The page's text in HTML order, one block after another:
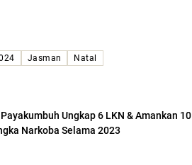
Jasman Natal
Ungkap 6 LKN & Amankan 10
Narkoba Selama 2023